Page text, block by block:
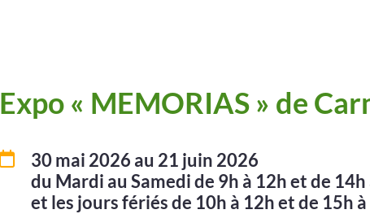
Expo « MEMORIAS » de
30 mai 2026 au 21 juin 2026
du Mardi au Samedi de 9h à 12h et de
et les jours fériés de 10h à 12h et de 15h